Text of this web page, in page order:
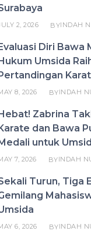
2, 2026 BYINDAH
Diri Bawa
Umsida
8, 2026 BYINDAH
Zabrina
dan Bawa
untuk
7, 2026 BYINDAH
Turun, Tiga
6, 2026 BYINDAH